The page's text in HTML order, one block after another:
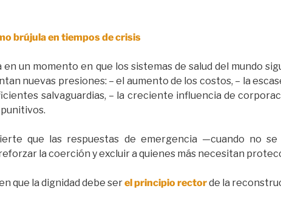
brújula en tiempos de crisis
un momento en que los sistemas de salud del mundo
nuevas presiones: – el aumento de los costos, – la
salvaguardias, – la creciente influencia de
que las respuestas de emergencia —cuando no
la coerción y excluir a quienes más necesitan
que la dignidad debe serel principio rectorde la